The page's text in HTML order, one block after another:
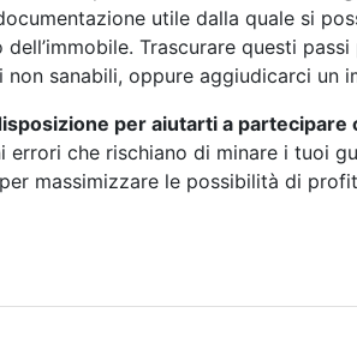
utile dalla quale si
Trascurare questi
sanabili, oppure aggiudicarci un
per aiutarti a partecipare
errori che rischiano di minare i tuoi
massimizzare le possibilità di